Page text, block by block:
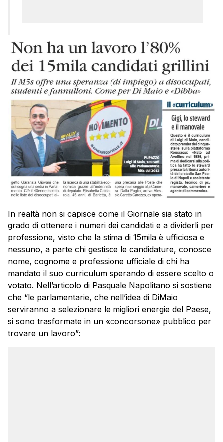
In realtà non si capisce come il Giornale sia stato in
grado di ottenere i numeri dei candidati e a dividerli per
professione, visto che la stima di 15mila è ufficiosa e
nessuno, a parte chi gestisce le candidature, conosce
nome, cognome e professione ufficiale di chi ha
mandato il suo curriculum sperando di essere scelto o
votato. Nell’articolo di Pasquale Napolitano si sostiene
che “le parlamentarie, che nell’idea di DiMaio
serviranno a selezionare le migliori energie del Paese,
si sono trasformate in un «concorsone» pubblico per
trovare un lavoro”: